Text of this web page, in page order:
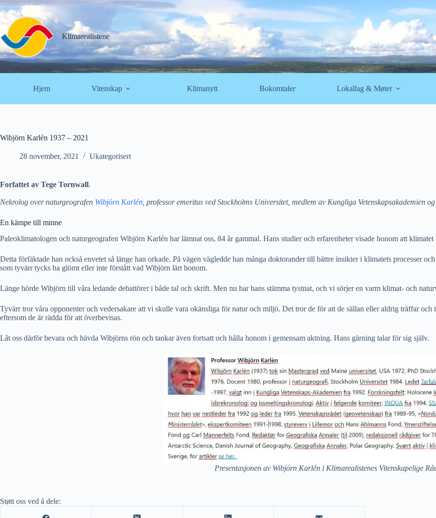
Hopp
til
innholdet
Klimarealistene
Hjem Vitenskap Klimanytt Bokomtaler Lokallag & Møter
Wibjörn Karlén 1937 – 2021
28 november, 2021 Ukategorisert
Forfattet av Tege Tornwall.
Nekrolog over naturgeografen Wibjörn Karlén , professor emeritus ved Stockholms Universitet, medlem av Kungliga Vetenskapsakademien
En kämpe till minne
Paleoklimatologen och naturgeografen Wibjörn Karlén har lämnat oss, 84 år gammal. Hans studier och erfarenheter visade honom att
Detta förfäktade han också envetet så länge han orkade. På vägen vägledde han många doktorander till bättre insikter i klimatets processer
som tyvärr tycks ha glömt eller inte förstått vad Wibjörn lärt honom.
Länge hörde Wibjörn till våra ledande debattörer i både tal och skrift. Men nu har hans stämma tystnat, och vi sörjer en varm klimat- och
Tyvärr tror våra opponenter och vedersakare att vi skulle vara okänsliga för natur och miljö. Det tror de för att de sällan eller aldrig träffar
eftersom de är rädda för att överbevisas.
Låt oss därför bevara och hävda Wibjörns rön och tankar även fortsatt och hålla honom i gemensam aktning. Hans gärning talar för sig själv.
Presentasjonen av Wibjörn Karlén i Klimarealistenes Vitenskapelige
Støtt oss ved å dele: